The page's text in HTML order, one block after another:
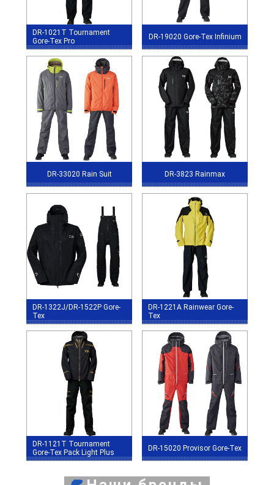
DR-1021T Tournament
Gore-Tex Pro
DR-19020 Gore-Tex Infinium
DR-33020 Rain Suit DR-3823 Rainmax
DR-1322J/DR-1522P Gore-
Tex
DR-1221A Rainwear Gore-
Tex
DR-1121T Tournament
Gore-Tex Pack Light Plus
DR-15020 Provisor Gore-Tex